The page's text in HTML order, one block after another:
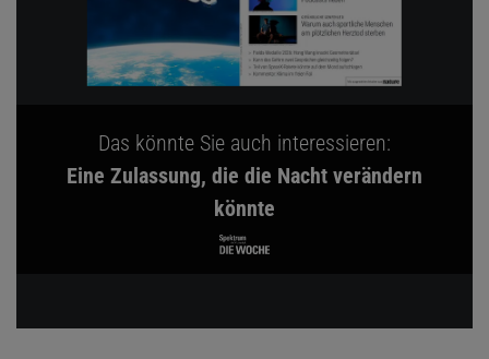
Das könnte Sie auch interessieren:
Eine Zulassung, die die Nacht verändern
könnte